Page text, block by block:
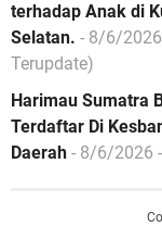
terhadap Anak di
Selatan. - 8/6/2026
Terupdate)
Harimau Sumatra
Terdaftar Di
Daerah - 8/6/2026